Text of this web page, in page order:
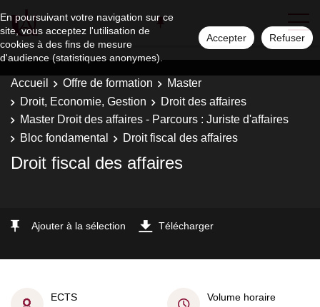
En poursuivant votre navigation sur ce
site, vous acceptez l'utilisation de
cookies à des fins de mesure
d'audience (statistiques anonymes).
Accepter Refuser
Accueil Offre de formation
Master
Droit, Economie, Gestion
Droit des affaires
Master Droit des affaires - Parcours : Juriste d'affaires
Bloc fondamental
Droit fiscal des affaires
Droit fiscal des affaires
Ajouter à la sélection Télécharger
ECTS
Volume horaire